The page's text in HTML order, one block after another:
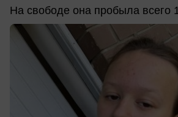
На свободе она пробыла всего